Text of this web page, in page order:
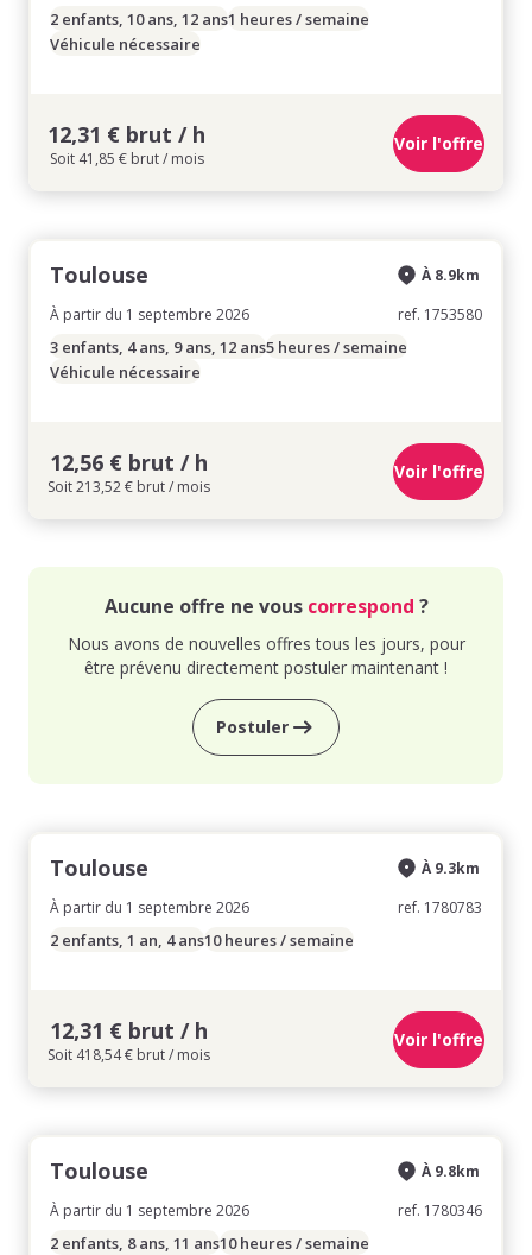
2 enfants, 10 ans, 12 ans1 heures / semaine
Véhicule nécessaire
12,31 € brut / h
Soit 41,85 € brut / mois
Voir l'offre
Toulouse
À partir du 1 septembre 2026
À 8.9km
ref. 1753580
3 enfants, 4 ans, 9 ans, 12 ans5 heures / semaine
Véhicule nécessaire
12,56 € brut / h
Soit 213,52 € brut / mois
Voir l'offre
Aucune offre ne vous correspond ?
Nous avons de nouvelles offres tous les jours, pour
être prévenu directement postuler maintenant !
Postuler
Toulouse
À partir du 1 septembre 2026
À 9.3km
ref. 1780783
2 enfants, 1 an, 4 ans10 heures / semaine
12,31 € brut / h
Soit 418,54 € brut / mois
Voir l'offre
Toulouse
À partir du 1 septembre 2026
À 9.8km
ref. 1780346
2 enfants, 8 ans, 11 ans10 heures / semaine